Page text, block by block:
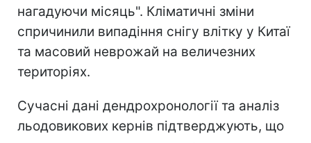
нагадуючи місяць". Кліматичні зміни
спричинили випадіння снігу влітку у Китаї
та масовий неврожай на величезних
територіях.
Сучасні дані дендрохронології та аналіз
льодовикових кернів підтверджують, що